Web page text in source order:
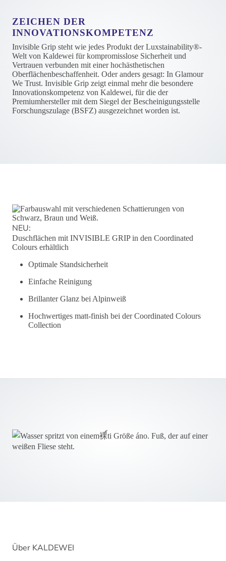
ZEICHEN DER
INNOVATIONSKOMPETENZ
Invisible Grip steht wie jedes Produkt der Luxstainability®-
Welt von Kaldewei für kompromisslose Sicherheit und
Vertrauen verbunden mit einer hochästhetischen
Oberflächenbeschaffenheit. Oder anders gesagt: In Glamour
We Trust. Invisible Grip zeigt einmal mehr die besondere
Innovationskompetenz von Kaldewei, für die der
Premiumhersteller mit dem Siegel der Bescheinigungsstelle
Forschungszulage (BSFZ) ausgezeichnet worden ist.
NEU:
Duschflächen mit INVISIBLE GRIP in den Coordinated
Colours erhältlich
Optimale Standsicherheit
Einfache Reinigung
Brillanter Glanz bei Alpinweiß
Hochwertiges matt-finish bei der Coordinated Colours
Collection
Über KALDEWEI